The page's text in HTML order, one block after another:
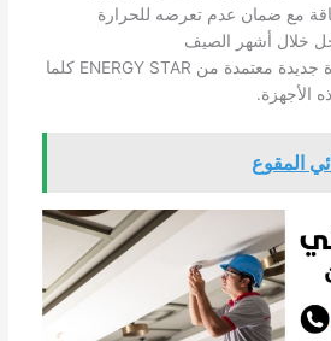
مع ضمان عدم تعرضه للحرارة
خلال أشهر الصيف
– قم بتثبيت أجهزة جديدة معتمدة من ENERGY STAR كلما
الأجهزة.
المقوع